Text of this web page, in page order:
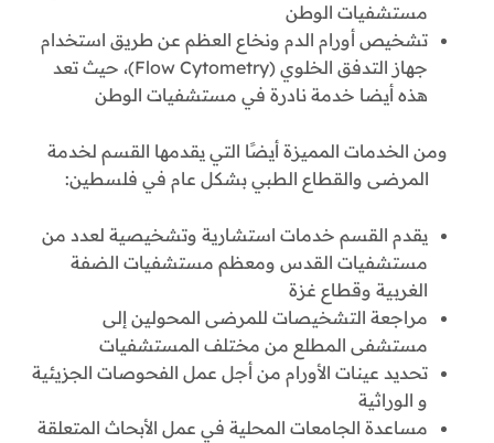
مستشفيات الوطن
تشخيص أورام الدم ونخاع العظم عن طريق استخدام
جهاز التدفق الخلوي (Flow Cytometry)، حيث تعد
هذه أيضا خدمة نادرة في مستشفيات الوطن
ومن الخدمات المميزة أيضًا التي يقدمها القسم لخدمة
المرضى والقطاع الطبي بشكل عام في فلسطين:
يقدم القسم خدمات استشارية وتشخيصية لعدد من
مستشفيات القدس ومعظم مستشفيات الضفة
الغربية وقطاع غزة
مراجعة التشخيصات للمرضى المحولين إلى
مستشفى المطلع من مختلف المستشفيات
تحديد عينات الأورام من أجل عمل الفحوصات الجزيئية
و الوراثية
مساعدة الجامعات المحلية في عمل الأبحاث المتعلقة